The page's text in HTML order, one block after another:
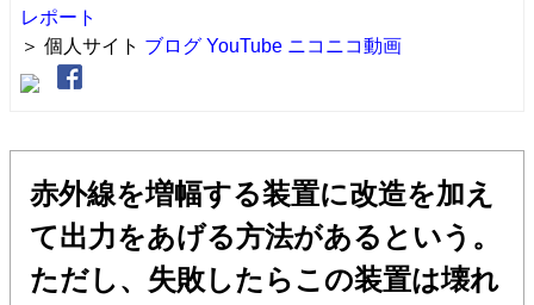
レポート
＞ 個人サイト ブログ YouTube ニコニコ動画
赤外線を増幅する装置に改造を加え
て出力をあげる方法があるという。
ただし、失敗したらこの装置は壊れ